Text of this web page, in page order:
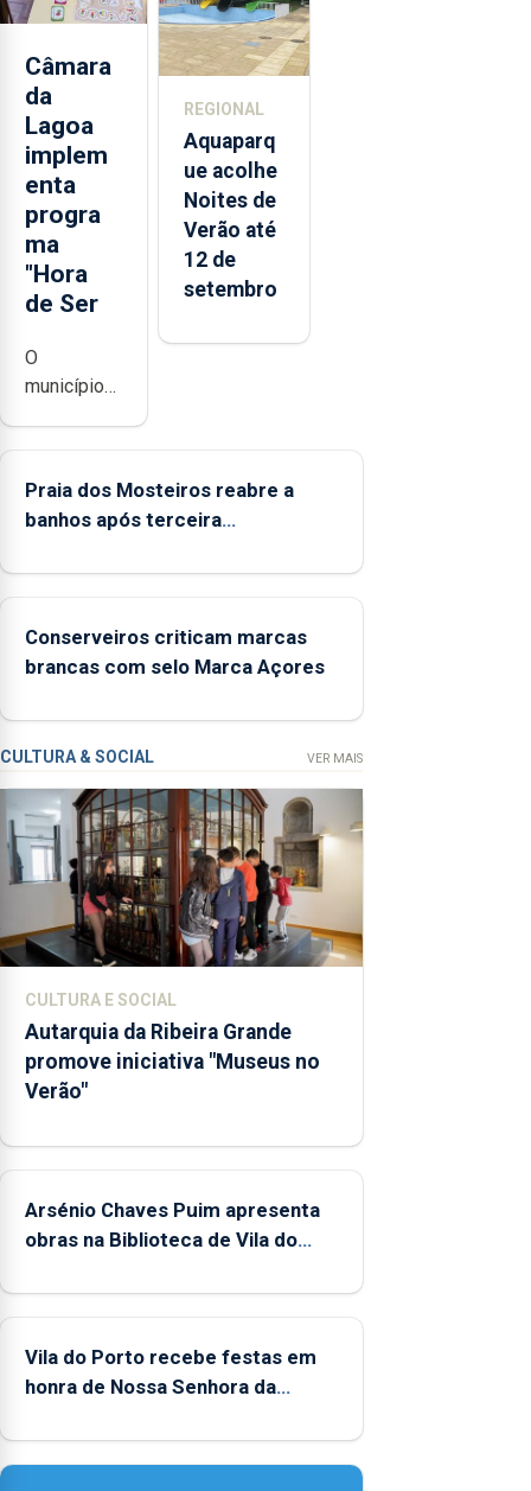
Câmara
da
Lagoa
implem
enta
progra
ma
"Hora
de Ser
O
município
o programa
“Hora de
violência
doméstica,
promoção
de
competências
pessoais,
emocionais
e sociais
junto das
crianças
2025 nos
Açores
REGIONAL
Aquaparq
ue acolhe
Noites de
Verão até
12 de
setembro
Praia dos Mosteiros reabre a
banhos após terceira
Conserveiros criticam marcas
brancas com selo Marca Açores
CULTURA & SOCIAL VER MAIS
CULTURA E SOCIAL
Autarquia da Ribeira Grande
promove iniciativa "Museus no
Verão"
Arsénio Chaves Puim apresenta
obras na Biblioteca de Vila do
Vila do Porto recebe festas em
honra de Nossa Senhora da